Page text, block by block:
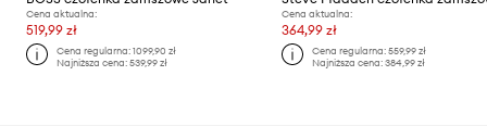
Cena aktualna:
519,99 zł
Cena regularna:1099,90 zł
Najniższa cena:539,99 zł
Cena aktualna:
364,99 zł
Cena regularna: 559,99 zł
Najniższa cena: 384,99 zł